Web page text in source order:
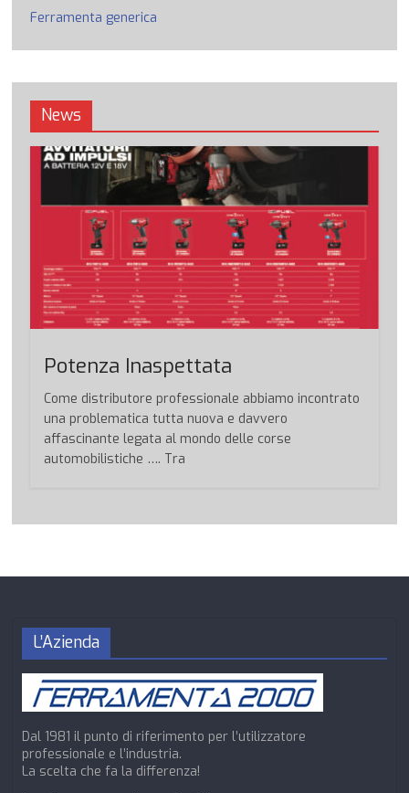
Ferramenta generica
News
Potenza Inaspettata
Come distributore professionale abbiamo incontrato
una problematica tutta nuova e davvero
affascinante legata al mondo delle corse
automobilistiche …. Tra
L’Azienda
Dal 1981 il punto di riferimento per l’utilizzatore
professionale e l’industria.
La scelta che fa la differenza!